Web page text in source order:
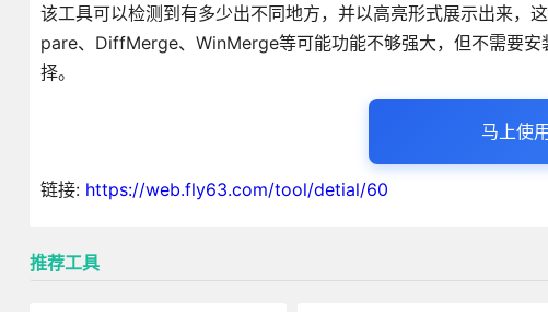
该工具可以检测到有多少出不同地方，并以高亮形式展示出来
pare、DiffMerge、WinMerge等可能功能不够强大，但不需要
择。
马上使
链接: https://web.fly63.com/tool/detial/60
推荐工具